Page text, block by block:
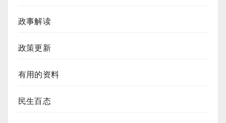
政事解读
政策更新
有用的资料
民生百态